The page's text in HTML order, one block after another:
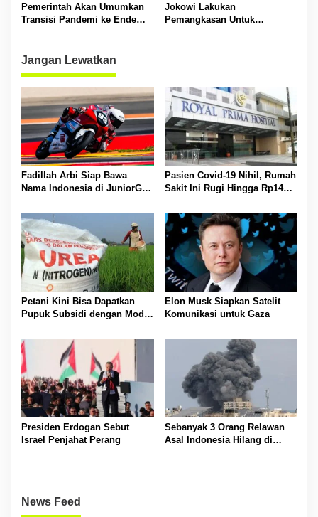
Pemerintah Akan Umumkan
Transisi Pandemi ke Endemi
Jokowi Lakukan
Pemangkasan Untuk
Jangan Lewatkan
Fadillah Arbi Siap Bawa
Nama Indonesia di JuniorGP
Pasien Covid-19 Nihil, Rumah
Sakit Ini Rugi Hingga Rp14
Petani Kini Bisa Dapatkan
Pupuk Subsidi dengan Modal
Elon Musk Siapkan Satelit
Komunikasi untuk Gaza
Presiden Erdogan Sebut
Israel Penjahat Perang
Sebanyak 3 Orang Relawan
Asal Indonesia Hilang di
News Feed